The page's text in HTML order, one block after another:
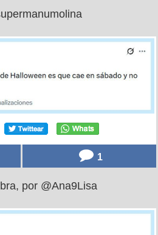
1
por @Ana9Lisa